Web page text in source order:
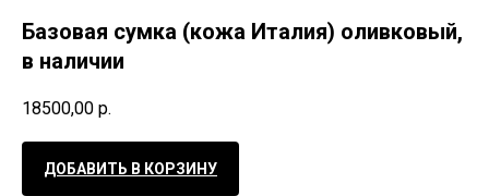
Базовая сумка (кожа Италия) оливковый,
в наличии
18500,00 р.
ДОБАВИТЬ В КОРЗИНУ